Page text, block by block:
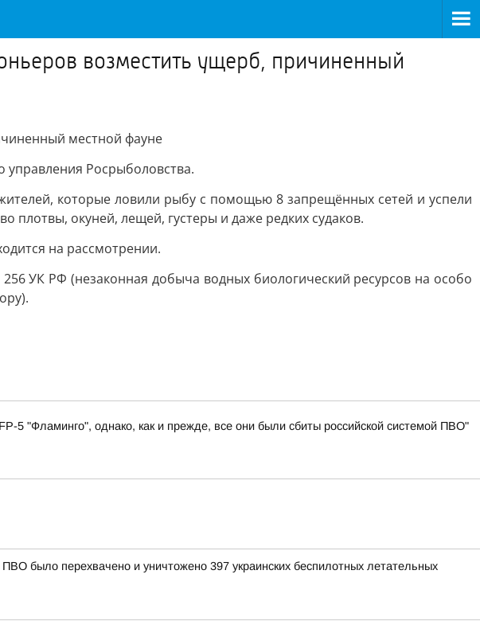
возместить ущерб, причиненный
местной фауне
Росрыболовства.
которые ловили рыбу с помощью 8 запрещённых сетей и успели
плотвы, окуней, лещей, густеры и даже редких судаков.
на рассмотрении.
УК РФ (незаконная добыча водных биологический ресурсов на особо
5 "Фламинго", однако, как и прежде, все они были сбиты российской системой ПВО"
было перехвачено и уничтожено 397 украинских беспилотных летательных